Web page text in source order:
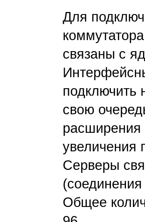
Для
связаны с
подключить
свою
увеличения
Серверы
Общее